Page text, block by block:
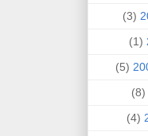
(3)
(1)
(5)
(8)
(4)